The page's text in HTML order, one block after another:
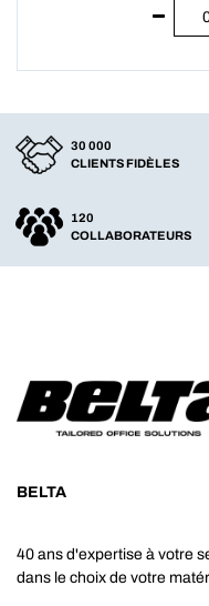
30 000
CLIENTS FIDÈLES
120
COLLABORATEURS
BELTA
40 ans d'expertise à votre
dans le choix de votre